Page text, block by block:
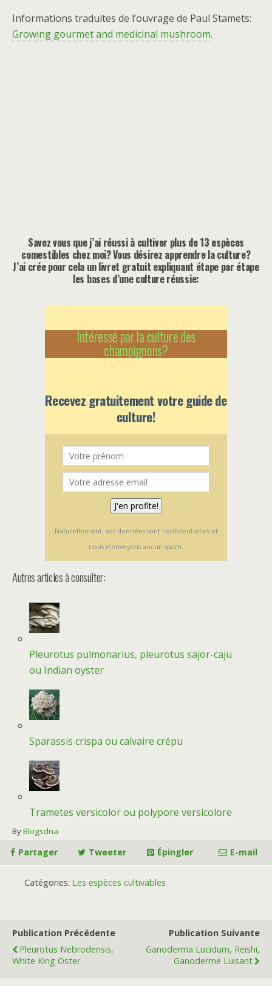
Informations traduites de l’ouvrage de Paul Stamets:
Growing gourmet and medicinal mushroom.
Savez vous que j’ai réussi à cultiver plus de 13 espèces
comestibles chez moi? Vous désirez apprendre la culture?
J’ai crée pour cela un livret gratuit expliquant étape par étape
les bases d’une culture réussie:
Intéressé par la culture des
champignons?
Recevez gratuitement votre guide de
culture!
Naturellement, vos données sont confidentielles et
nous n'envoyons aucun spam.
Autres articles à consulter:
Pleurotus pulmonarius, pleurotus sajor-caju
ou Indian oyster
Sparassis crispa ou calvaire crépu
Trametes versicolor ou polypore versicolore
ByBlogsdna
Partager Tweeter Épingler E-mail
Catégories: Les espèces cultivables
Publication Précédente
Pleurotus Nebrodensis,
White King Oster
Publication Suivante
Ganoderma Lucidum, Reishi,
Ganoderme Luisant